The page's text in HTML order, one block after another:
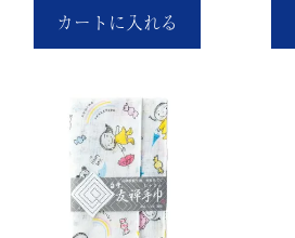
カートに入れる